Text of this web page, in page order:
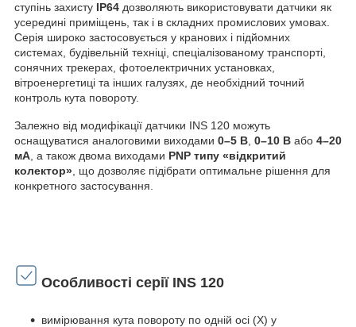
ступінь захисту IP64 дозволяють використовувати датчики як
усередині приміщень, так і в складних промислових умовах.
Серія широко застосовується у кранових і підйомних
системах, будівельній техніці, спеціалізованому транспорті,
сонячних трекерах, фотоелектричних установках,
вітроенергетиці та інших галузях, де необхідний точний
контроль кута повороту.
Залежно від модифікації датчики INS 120 можуть
оснащуватися аналоговими виходами 0–5 В 0–10 В або 4–20
мА , а також двома виходами PNP типу «відкритий
колектор» , що дозволяє підібрати оптимальне рішення для
конкретного застосування.
Особливості серії INS 120
вимірювання кута повороту по одній осі (X) у